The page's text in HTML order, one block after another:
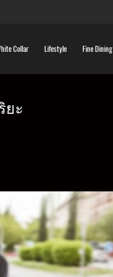
Collar Lifestyle Fine Dining
ยะ